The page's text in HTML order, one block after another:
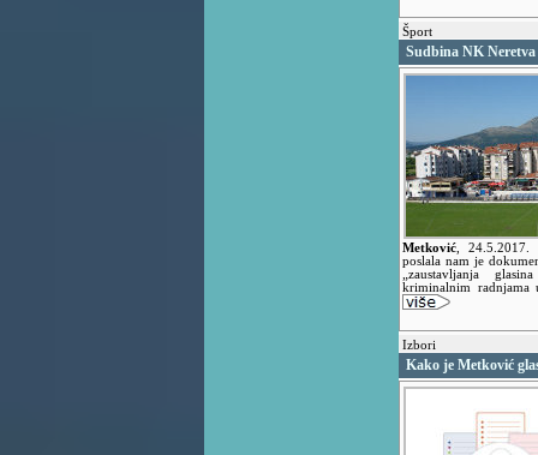
Šport
Sudbina NK Neretva
Metković
24.5.2017.
poslala nam je
„zaustavljanja
kriminalnim radnjama
Izbori
Kako je Metković